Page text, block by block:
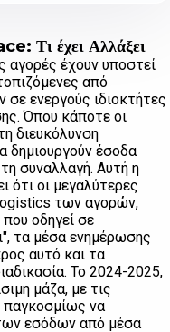
Τι έχει Αλλάξει
αγορές έχουν υποστεί
από
ενεργούς ιδιοκτήτες
Όπου κάποτε οι
διευκόλυνση
έσοδα
συναλλαγή. Αυτή η
ότι οι μεγαλύτερες
των αγορών,
οδηγεί σε
τα μέσα ενημέρωσης
αυτό και τα
Το 2024-2025,
μάζα, με τις
παγκοσμίως να
εσόδων από μέσα